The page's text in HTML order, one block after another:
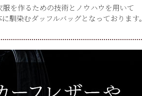
を作るための技術とノウハウを用いて
馴染むダッフルバッグとなっております。